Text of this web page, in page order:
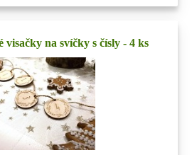
visačky na svíčky s čísly - 4 ks